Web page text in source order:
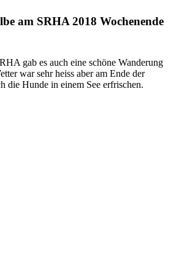
am SRHA 2018 Wochenende
gab es auch eine schöne Wanderung
war sehr heiss aber am Ende der
die Hunde in einem See erfrischen.